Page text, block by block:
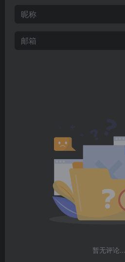
暂无评论...